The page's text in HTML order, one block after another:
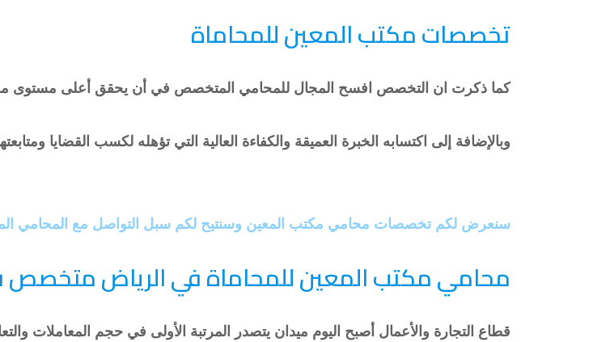
تخصصات مكتب المعين للمحاماة
كما ذكرت ان التخصص افسح المجال للمحامي المتخصص في أن يحقق أعلى مستوى
وبالإضافة إلى اكتسابه الخبرة العميقة والكفاءة العالية التي تؤهله لكسب القضايا
سنعرض لكم تخصصات محامي مكتب المعين وسنتيح لكم سبل التواصل مع المحامي
محامي مكتب المعين للمحاماة في الرياض متخصص في
قطاع التجارة والأعمال أصبح اليوم ميدان يتصدر المرتبة الأولى في حجم المعاملات